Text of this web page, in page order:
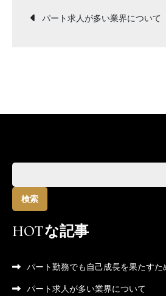
投
ビ
ー
シ
ョ
ン
パート求人が多い業界について
索:
HOTな記事
パート勤務でも自己成長を果たすた
パート求人が多い業界について